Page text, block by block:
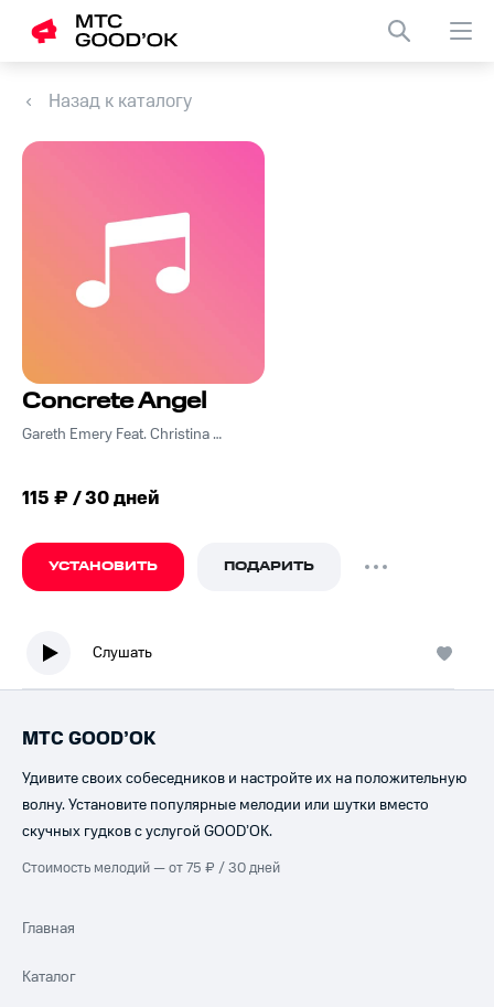
Назад к каталогу
Concrete Angel
Gareth Emery Feat. Christina Novelli
115 ₽ / 30 дней
УСТАНОВИТЬ ПОДАРИТЬ
Слушать
МТС GOOD’OK
Удивите своих собеседников и настройте их на положительную
волну. Установите популярные мелодии или шутки вместо
скучных гудков с услугой GOOD’OK.
Стоимость мелодий — от 75 ₽ / 30 дней
Главная
Каталог